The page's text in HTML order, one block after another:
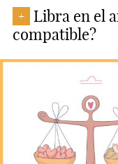
+
Libra en el
compatible?